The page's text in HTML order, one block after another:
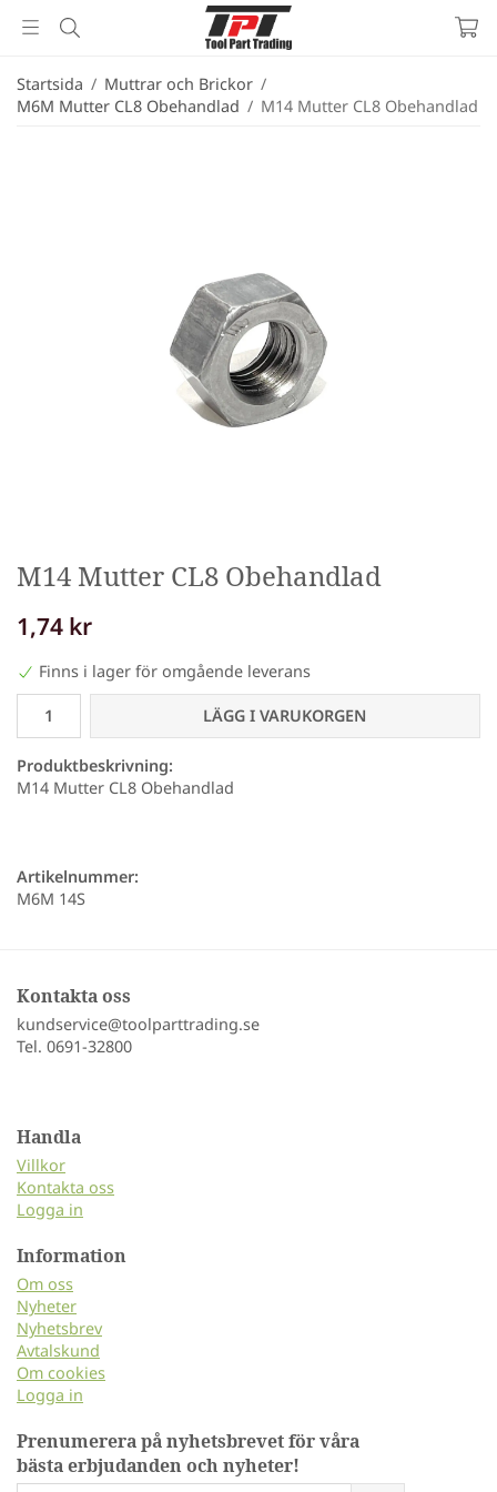
Startsida / Muttrar och Brickor /
M6M Mutter CL8 Obehandlad / M14 Mutter CL8 Obehandlad
M14 Mutter CL8 Obehandlad
1,74 kr
Finns i lager för omgående leverans
LÄGG I VARUKORGEN
Produktbeskrivning:
M14 Mutter CL8 Obehandlad
Artikelnummer:
M6M 14S
Kontakta oss
kundservice@toolparttrading.se
Tel. 0691-32800
Handla
Villkor
Kontakta oss
Logga in
Information
Om oss
Nyheter
Nyhetsbrev
Avtalskund
Om cookies
Logga in
Prenumerera på nyhetsbrevet för våra
bästa erbjudanden och nyheter!